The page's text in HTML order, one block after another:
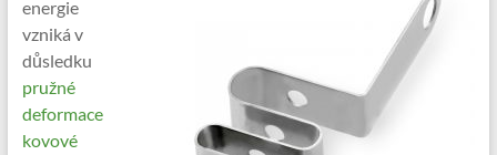
energie
vzniká v
důsledku
pružné
deformace
kovové